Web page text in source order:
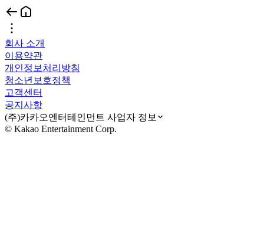
회사 소개
이용약관
개인정보처리방침
청소년보호정책
고객센터
공지사항
(주)카카오엔터테인먼트 사업자 정보
© Kakao Entertainment Corp.